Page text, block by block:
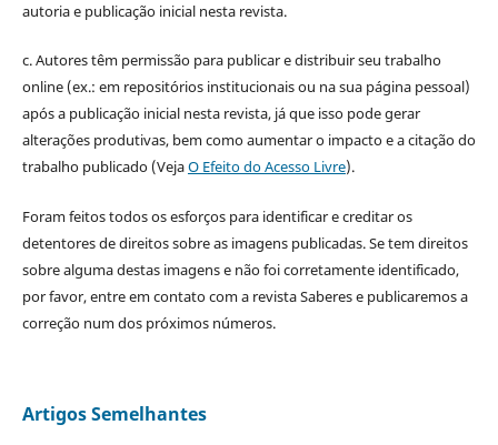
autoria e publicação inicial nesta revista.
c. Autores têm permissão para publicar e distribuir seu trabalho
online (ex.: em repositórios institucionais ou na sua página pessoal)
após a publicação inicial nesta revista, já que isso pode gerar
alterações produtivas, bem como aumentar o impacto e a citação do
trabalho publicado (VejaO Efeito do Acesso Livre).
Foram feitos todos os esforços para identificar e creditar os
detentores de direitos sobre as imagens publicadas. Se tem direitos
sobre alguma destas imagens e não foi corretamente identificado,
por favor, entre em contato com a revista Saberes e publicaremos a
correção num dos próximos números.
Artigos Semelhantes